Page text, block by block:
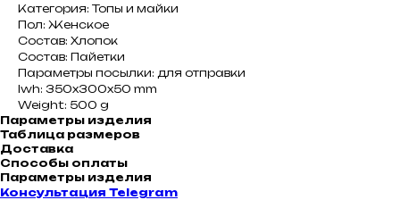
Категория: Топы и майки
Пол: Женское
Состав: Хлопок
Состав: Пайетки
Параметры посылки: для отправки
lwh: 350x300x50 mm
Weight: 500 g
Параметры изделия
Таблица размеров
Доставка
Способы оплаты
Параметры изделия
Консультация Telegram